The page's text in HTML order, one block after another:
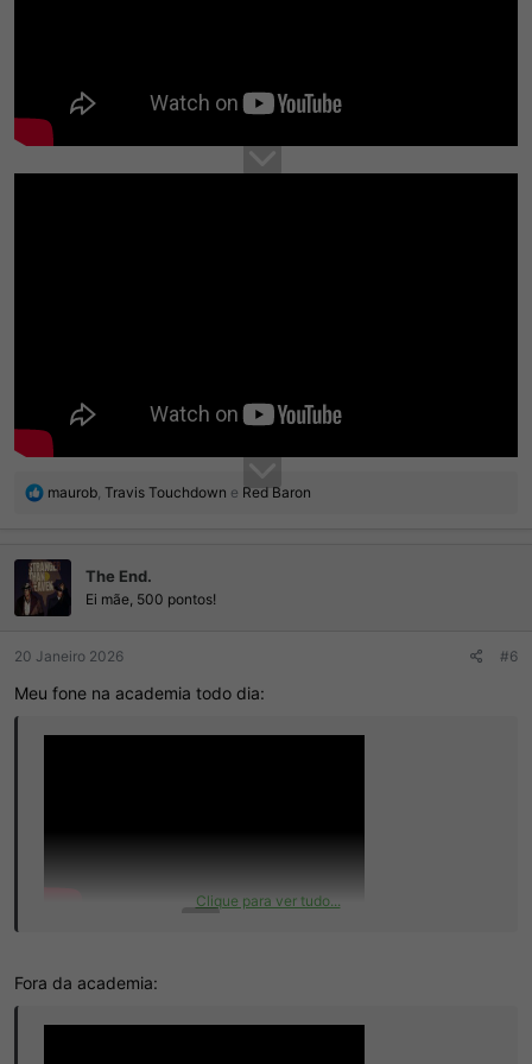
R
õ
e
s
maurob Travis Touchdown e Red Baron
The End.
Ei mãe, 500 pontos!
20 Janeiro 2026 #6
Meu fone na academia todo dia:
Clique para ver tudo...
Fora da academia: